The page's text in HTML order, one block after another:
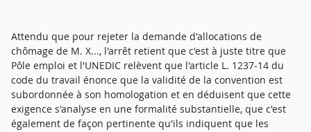
Attendu que pour rejeter la demande d'allocations de
chômage de M. X..., l'arrêt retient que c'est à juste titre que
Pôle emploi et l'UNEDIC relèvent que l'article L. 1237-14 du
code du travail énonce que la validité de la convention est
subordonnée à son homologation et en déduisent que cette
exigence s'analyse en une formalité substantielle, que c'est
également de façon pertinente qu'ils indiquent que les